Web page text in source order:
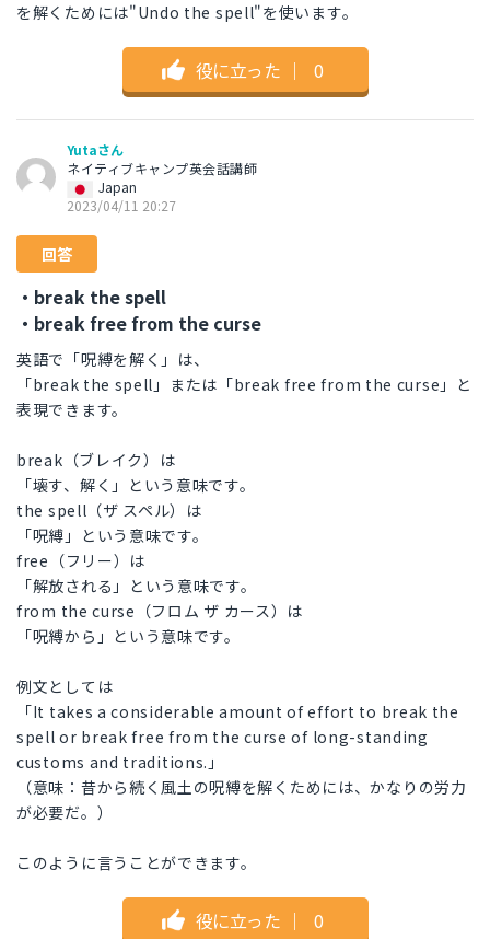
を解くためには"Undo the spell"を使います。
役に立った ｜ 0
Yutaさん
ネイティブキャンプ英会話講師
Japan
2023/04/11 20:27
回答
・break the spell
・break free from the curse
英語で「呪縛を解く」は、
「break the spell」または「break free from the curse」と
表現できます。
break（ブレイク）は
「壊す、解く」という意味です。
the spell（ザ スペル）は
「呪縛」という意味です。
free（フリー）は
「解放される」という意味です。
from the curse（フロム ザ カース）は
「呪縛から」という意味です。
例文としては
「It takes a considerable amount of effort to break the
spell or break free from the curse of long-standing
customs and traditions.」
（意味：昔から続く風土の呪縛を解くためには、かなりの労力
が必要だ。）
このように言うことができます。
役に立った ｜ 0